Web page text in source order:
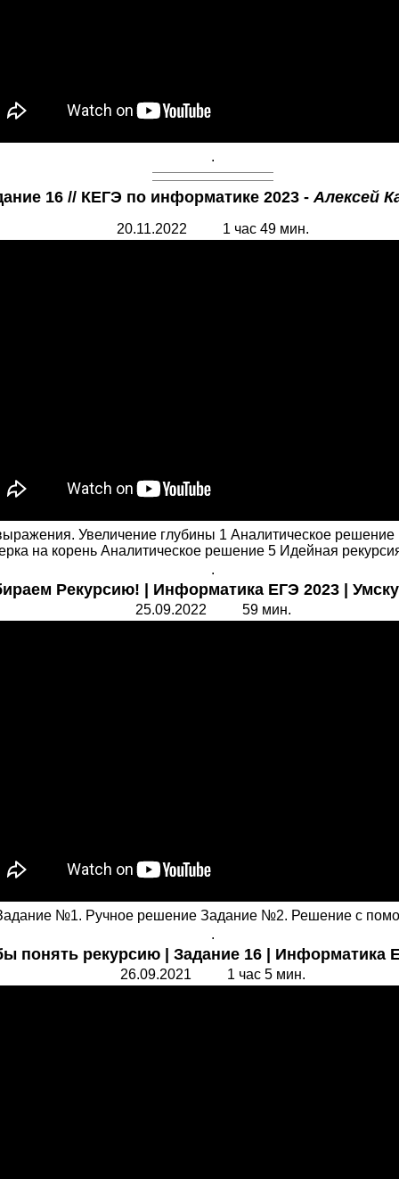
.
16 // КЕГЭ по информатике 2023 -Алексей
20.11.2022 1 час 49 мин.
Увеличение глубины 1 Аналитическое
на корень Аналитическое решение 5 Идейная
.
Рекурсию! | Информатика ЕГЭ 2023 |
25.09.2022 59 мин.
Задание №1. Ручное решение Задание №2. Решение с
.
понять рекурсию | Задание 16 | Информатика
26.09.2021 1 час 5 мин.